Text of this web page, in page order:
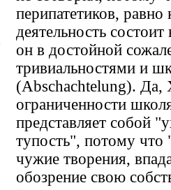
перипатетиков,
деятельность
он в достойной
тривиальностями и
(Abschachtelung). Да,
ограниченности
представляет собой
тупость", потому что
чужие творения,
обозрение свою